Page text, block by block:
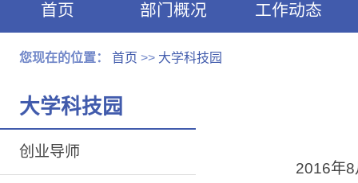
首页 部门概况 工作动态
科技成果转化
附件下载
科技园附件下
您现在的位置： 首页 >> 大学科技园
大学科技园
创业导师
2016年8